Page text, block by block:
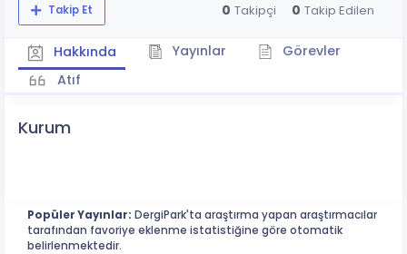
Takip Et 0 Takipçi 0 Takip Edilen
Hakkında Yayınlar
Görevler
Atıf
Kurum
Popüler Yayınlar: DergiPark'ta araştırma yapan araştırmacılar
tarafından favoriye eklenme istatistiğine göre otomatik
belirlenmektedir.